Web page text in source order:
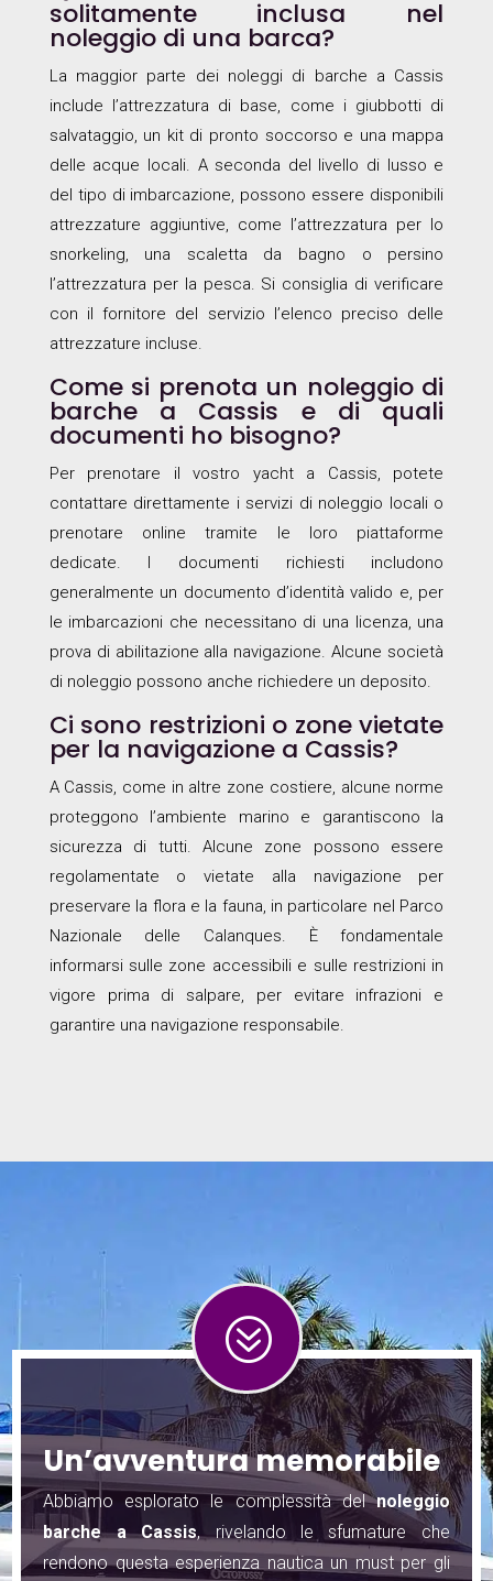
solitamente inclusa nel
noleggio di una barca?
La maggior parte dei noleggi di barche a Cassis
include l’attrezzatura di base, come i giubbotti di
salvataggio, un kit di pronto soccorso e una mappa
delle acque locali. A seconda del livello di lusso e
del tipo di imbarcazione, possono essere disponibili
attrezzature aggiuntive, come l’attrezzatura per lo
snorkeling, una scaletta da bagno o persino
l’attrezzatura per la pesca. Si consiglia di verificare
con il fornitore del servizio l’elenco preciso delle
attrezzature incluse.
Come si prenota un noleggio di
barche a Cassis e di quali
documenti ho bisogno?
Per prenotare il vostro yacht a Cassis, potete
contattare direttamente i servizi di noleggio locali o
prenotare online tramite le loro piattaforme
dedicate. I documenti richiesti includono
generalmente un documento d’identità valido e, per
le imbarcazioni che necessitano di una licenza, una
prova di abilitazione alla navigazione. Alcune società
di noleggio possono anche richiedere un deposito.
Ci sono restrizioni o zone vietate
per la navigazione a Cassis?
A Cassis, come in altre zone costiere, alcune norme
proteggono l’ambiente marino e garantiscono la
sicurezza di tutti. Alcune zone possono essere
regolamentate o vietate alla navigazione per
preservare la flora e la fauna, in particolare nel Parco
Nazionale delle Calanques. È fondamentale
informarsi sulle zone accessibili e sulle restrizioni in
vigore prima di salpare, per evitare infrazioni e
garantire una navigazione responsabile.
?
Un’avventura memorabile
Abbiamo esplorato le complessità delnoleggio
barche a Cassis, rivelando le sfumature che
rendono questa esperienza nautica un must per gli